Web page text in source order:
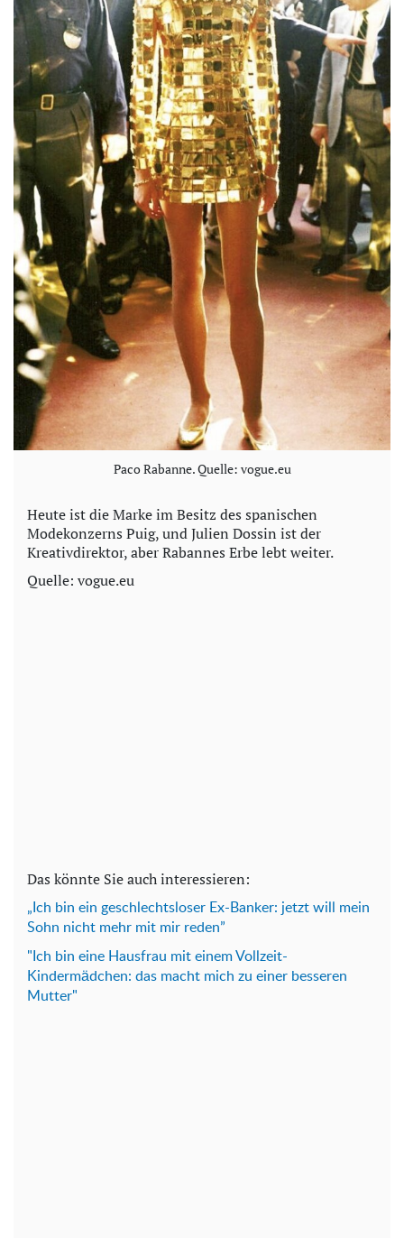
Paco Rabanne. Quelle: vogue.eu
Heute ist die Marke im Besitz des spanischen
Modekonzerns Puig, und Julien Dossin ist der
Kreativdirektor, aber Rabannes Erbe lebt weiter.
Quelle: vogue.eu
Das könnte Sie auch interessieren:
„Ich bin ein geschlechtsloser Ex-Banker: jetzt will mein
Sohn nicht mehr mit mir reden”
"Ich bin eine Hausfrau mit einem Vollzeit-
Kindermädchen: das macht mich zu einer besseren
Mutter"